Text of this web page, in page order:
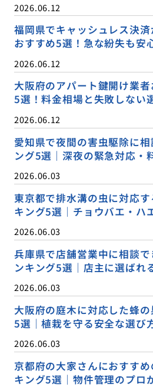
2026.06.12
福岡県でキャッシュレス決
おすすめ5選！急な紛失も安
2026.06.12
大阪府のアパート鍵開け業
5選！料金相場と失敗しない
2026.06.12
愛知県で夜間の害虫駆除に
ング5選｜深夜の緊急対応・
2026.06.03
東京都で排水溝の虫に対応
キング5選｜チョウバエ・ハ
2026.06.03
兵庫県で店舗営業中に相談
ンキング5選｜店主に選ばれ
2026.06.03
大阪府の庭木に対応した蜂
5選｜植栽を守る安全な選び
2026.06.03
京都府の大家さんにおすす
キング5選｜物件管理のプロ